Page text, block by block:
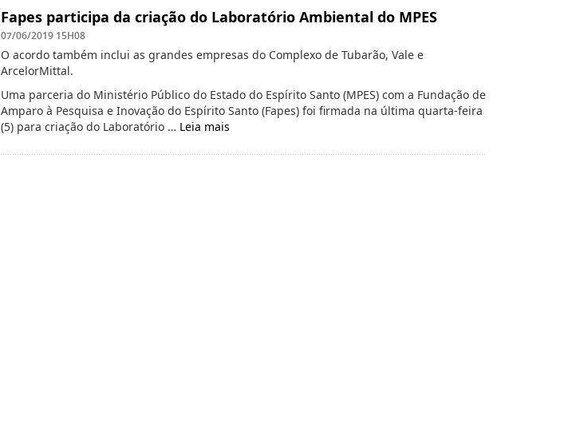
Fapes participa da criação do Laboratório Ambiental do MPES
07/06/2019 15H08
O acordo também inclui as grandes empresas do Complexo de Tubarão, Vale e
ArcelorMittal.
Uma parceria do Ministério Público do Estado do Espírito Santo (MPES) com a Fundação de
Amparo à Pesquisa e Inovação do Espírito Santo (Fapes) foi firmada na última quarta-feira
(5) para criação do Laboratório … Leia mais